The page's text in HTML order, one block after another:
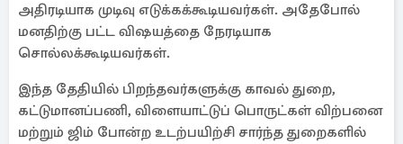
அதிரடியாக முடிவு எடுக்கக்கூடியவர்கள். அதேபோல்
மனதிற்கு பட்ட விஷயத்தை நேரடியாக
சொல்லக்கூடியவர்கள்.
இந்த தேதியில் பிறந்தவர்களுக்கு காவல் துறை,
கட்டுமானப்பணி, விளையாட்டுப் பொருட்கள் விற்பனை
மற்றும் ஜிம் போன்ற உடற்பயிற்சி சார்ந்த துறைகளில்